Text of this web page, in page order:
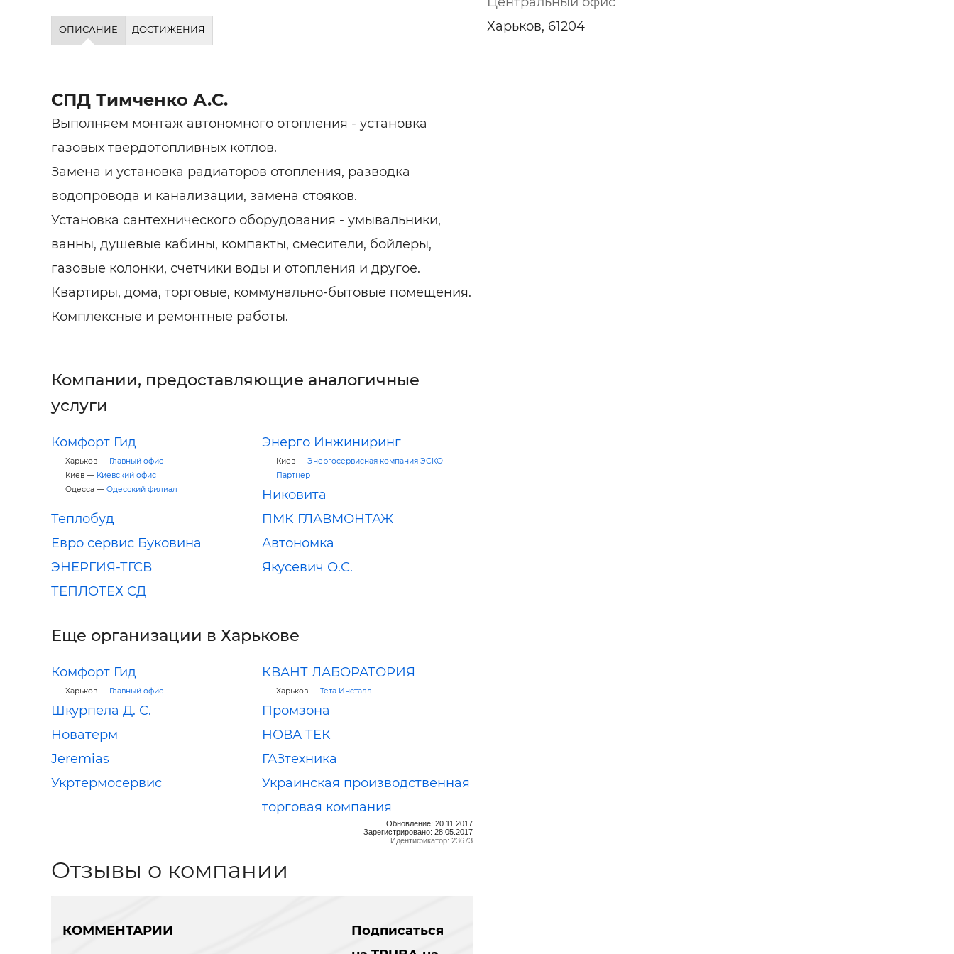
ОПИСАНИЕ ДОСТИЖЕНИЯ
СПД Тимченко А.С.
Выполняем монтаж автономного отопления - установка
газовых твердотопливных котлов.
Замена и установка радиаторов отопления, разводка
водопровода и канализации, замена стояков.
Установка сантехнического оборудования - умывальники,
ванны, душевые кабины, компакты, смесители, бойлеры,
газовые колонки, счетчики воды и отопления и другое.
Квартиры, дома, торговые, коммунально-бытовые помещения.
Комплексные и ремонтные работы.
Компании, предоставляющие аналогичные
услуги
Комфорт Гид
Харьков — Главный офис
Киев — Киевский офис
Одесса — Одесский филиал
Энерго Инжиниринг
Киев — Энергосервисная компания ЭСКО
Партнер
Никовита
Теплобуд
ПМК ГЛАВМОНТАЖ
Евро сервис Буковина
Автономка
ЭНЕРГИЯ-ТГСВ
Якусевич О.С.
ТЕПЛОТЕХ СД
Еще организации в Харькове
Комфорт Гид
Харьков — Главный офис
КВАНТ ЛАБОРАТОРИЯ
Харьков — Тета Инсталл
Шкурпела Д. С.
Промзона
Новатерм
НОВА ТЕК
Jeremias
ГАЗтехника
Укртермосервис
Украинская производственная
торговая компания
Обновление: 20.11.2017
Зарегистрировано: 28.05.2017
Идентификатор: 23673
Отзывы о компании
КОММЕНТАРИИ
Подписаться
Харьков, 61204